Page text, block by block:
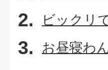
ビックリ
お昼寝わ